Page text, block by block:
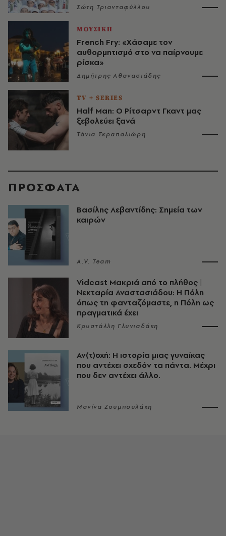
Σώτη Τριανταφύλλου
ΜΟΥΣΙΚΗ
French Fry: «Χάσαμε τον
αυθορμητισμό στο να παίρνουμε
ρίσκα»
Δημήτρης Αθανασιάδης
TV + SERIES
Half Man: Ο Ρίτσαρντ Γκαντ μας
ξεβολεύει ξανά
Τάνια Σκραπαλιώρη
ΠΡΟΣΦΑΤΑ
Βασίλης Λεβαντίδης: Σημεία των
καιρών
A.V. Team
Vidcast Μακριά από το πλήθος |
Νεκταρία Αναστασιάδου: Η Πόλη
όπως τη φανταζόμαστε, η Πόλη ως
πραγματικά έχει
Κρυστάλλη Γλυνιαδάκη
Αν(τ)οχή: Η ιστορία μιας γυναίκας
που αντέχει σχεδόν τα πάντα. Μέχρι
που δεν αντέχει άλλο.
Μανίνα Ζουμπουλάκη